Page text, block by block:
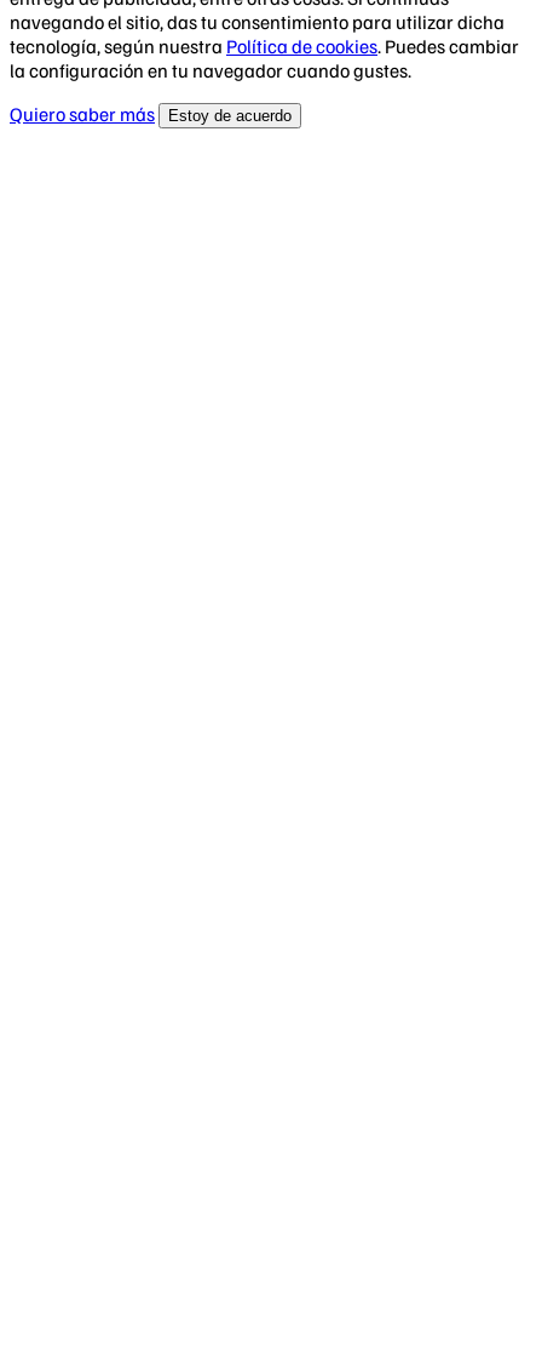
navegando el sitio, das tu consentimiento para utilizar dicha
tecnología, según nuestra Política de cookies. Puedes cambiar
la configuración en tu navegador cuando gustes.
Quiero saber más
Estoy de acuerdo